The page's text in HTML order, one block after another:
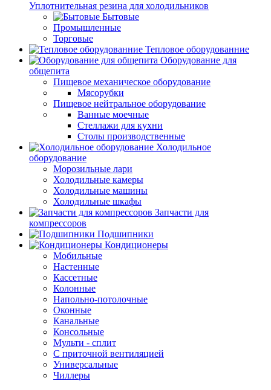
Уплотнительная резина для холодильников
Бытовые
Промышленные
Торговые
Тепловое оборудованние
Оборудование для
общепита
Пищевое механическое оборудование
Мясорубки
Пищевое нейтральное оборудование
Ванные моечные
Стеллажи для кухни
Столы производственные
Холодильное
оборудование
Морозильные лари
Холодильные камеры
Холодильные машины
Холодильные шкафы
Запчасти для
компрессоров
Подшипники
Кондиционеры
Мобильные
Настенные
Кассетные
Колонные
Напольно-потолочные
Оконные
Канальные
Консольные
Мульти - сплит
С приточной вентиляцией
Универсальные
Чиллеры